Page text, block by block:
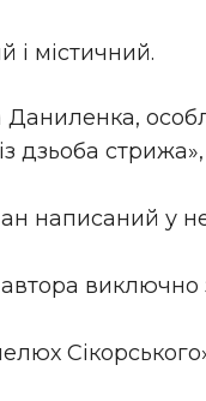
містичний.
Даниленка,
дзьоба
написаний у
автора